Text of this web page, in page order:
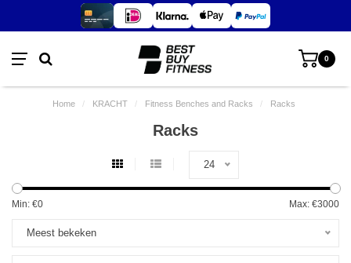
0
Home / KRACHT / Fitness Benches and Racks / Racks
Racks
24
Min: €0 Max: €3000
Meest bekeken